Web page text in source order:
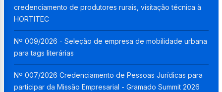
credenciamento de produtores rurais, visitação técnica à
HORTITEC
Nº 009/2026 - Seleção de empresa de mobilidade urbana
para tags literárias
Nº 007/2026 Credenciamento de Pessoas Jurídicas para
participar da Missão Empresarial - Gramado Summit 2026